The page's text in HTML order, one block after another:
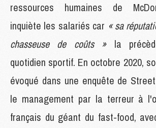
ressources humaines de
inquiète les salariés car « sa
chasseuse de coûts » la
quotidien sportif. En octobre 2020,
évoqué dans une enquête de
le management par la terreur à
français du géant du fast-food,